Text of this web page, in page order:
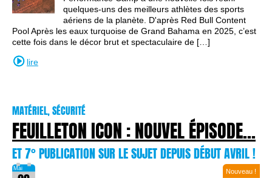
quelques-uns des meilleurs athlètes des sports
aériens de la planète. D'après Red Bull Content
Pool Après les eaux turquoise de Grand Bahama en 2025, c’est
cette fois dans le décor brut et spectaculaire de […]
lire
MATÉRIEL, SÉCURITÉ
FEUILLETON ICON : NOUVEL ÉPISODE...
ET 7° PUBLICATION SUR LE SUJET DEPUIS DÉBUT AVRIL !
Nouveau !